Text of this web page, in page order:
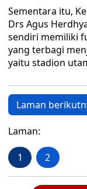
Sementara itu,
Drs Agus
sendiri memiliki
yang terbagi
yaitu stadion
Laman
Laman:
1 2